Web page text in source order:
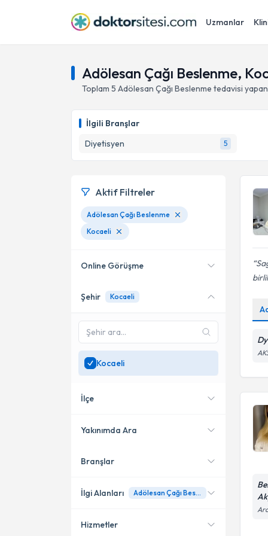
Uzmanlar
Adölesan Çağı Beslenme,
Toplam 5 Adölesan Çağı Beslenme tedavisi
İlgili Branşlar
Diyetisyen
5
Aktif Filtreler
Adölesan Çağı Beslenme
Kocaeli
Online Görüşme
Online danışmanlık sunan
SadeceKocaeli
uzman ara
Şehir Kocaeli
Kocaeli
İlçe
Gebze
Çayırova
Yakınımda Ara
Konumuma yakın uzmanları
Branşlar
Diyetisyen
İlgi Alanları Adölesan Çağı Beslenme
Hizmetler